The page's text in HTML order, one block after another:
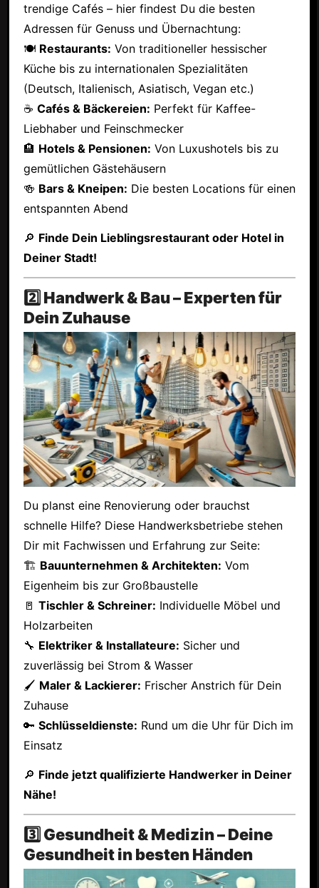
trendige Cafés – hier findest Du die besten
Adressen für Genuss und Übernachtung:
🍽 Restaurants: Von traditioneller hessischer
Küche bis zu internationalen Spezialitäten
(Deutsch, Italienisch, Asiatisch, Vegan etc.)
☕ Cafés & Bäckereien: Perfekt für Kaffee-
Liebhaber und Feinschmecker
🏨 Hotels & Pensionen: Von Luxushotels bis zu
gemütlichen Gästehäusern
🍻 Bars & Kneipen: Die besten Locations für einen
entspannten Abend
🔎 Finde Dein Lieblingsrestaurant oder Hotel in
Deiner Stadt!
2️⃣ Handwerk & Bau – Experten für
Dein Zuhause
Du planst eine Renovierung oder brauchst
schnelle Hilfe? Diese Handwerksbetriebe stehen
Dir mit Fachwissen und Erfahrung zur Seite:
🏗 Bauunternehmen & Architekten: Vom
Eigenheim bis zur Großbaustelle
🚪 Tischler & Schreiner: Individuelle Möbel und
Holzarbeiten
🔧 Elektriker & Installateure: Sicher und
zuverlässig bei Strom & Wasser
🖌 Maler & Lackierer: Frischer Anstrich für Dein
Zuhause
🔑 Schlüsseldienste: Rund um die Uhr für Dich im
Einsatz
🔎 Finde jetzt qualifizierte Handwerker in Deiner
Nähe!
3️⃣ Gesundheit & Medizin – Deine
Gesundheit in besten Händen